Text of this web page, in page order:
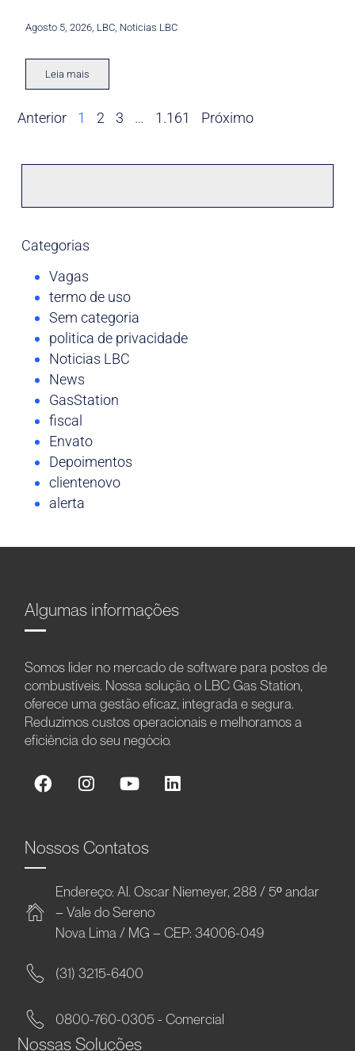
Agosto 5, 2026 LBC Noticias LBC
Leia mais
Anterior 1 2 3 … 1.161 Próximo
Categorias
Vagas
termo de uso
Sem categoria
politica de privacidade
Noticias LBC
News
GasStation
fiscal
Envato
Depoimentos
clientenovo
alerta
Algumas informações
Somos líder no mercado de software para postos de
combustíveis. Nossa solução, o LBC Gas Station,
oferece uma gestão eficaz, integrada e segura.
Reduzimos custos operacionais e melhoramos a
eficiência do seu negócio.
Nossos Contatos
Endereço: Al. Oscar Niemeyer, 288 / 5º andar
– Vale do Sereno
Nova Lima / MG – CEP: 34006-049
(31) 3215-6400
0800-760-0305 - Comercial
Nossas Soluções